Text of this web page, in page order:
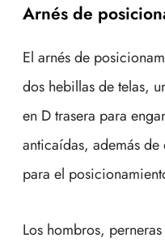
Arnés de
El arnés de
dos hebillas de telas,
en D trasera para
anticaídas, además
para el
Los hombros,